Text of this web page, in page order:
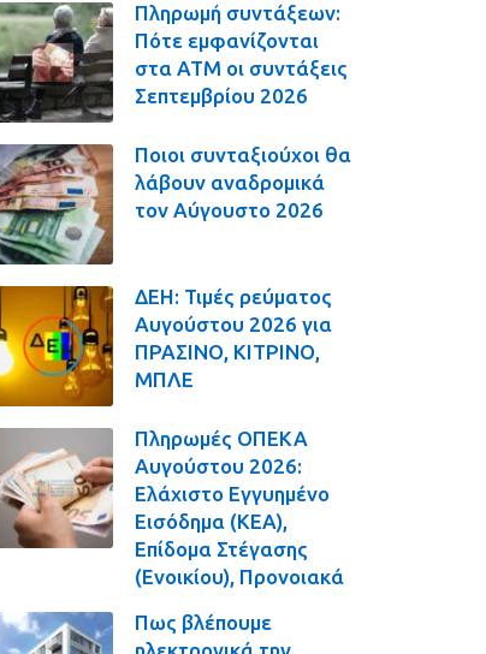
Πληρωμή συντάξεων:
Πότε εμφανίζονται
στα ΑΤΜ οι συντάξεις
Σεπτεμβρίου 2026
Ποιοι συνταξιούχοι θα
λάβουν αναδρομικά
τον Αύγουστο 2026
ΔΕΗ: Τιμές ρεύματος
Αυγούστου 2026 για
ΠΡΑΣΙΝΟ, ΚΙΤΡΙΝΟ,
ΜΠΛΕ
Πληρωμές ΟΠΕΚΑ
Αυγούστου 2026:
Ελάχιστο Εγγυημένο
Εισόδημα (ΚΕΑ),
Επίδομα Στέγασης
(Ενοικίου), Προνοιακά
Πως βλέπουμε